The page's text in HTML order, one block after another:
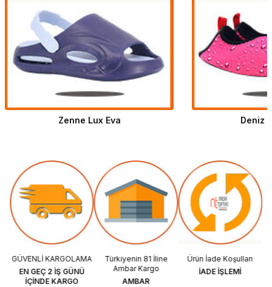
Zenne Lux Eva Deniz
GÜVENLİ KARGOLAMA
EN GEÇ 2 İŞ GÜNÜ
İÇİNDE KARGO
Türkiyenin 81 İline
Ambar Kargo
AMBAR
Ürün İade Koşulları
İADE İŞLEMİ